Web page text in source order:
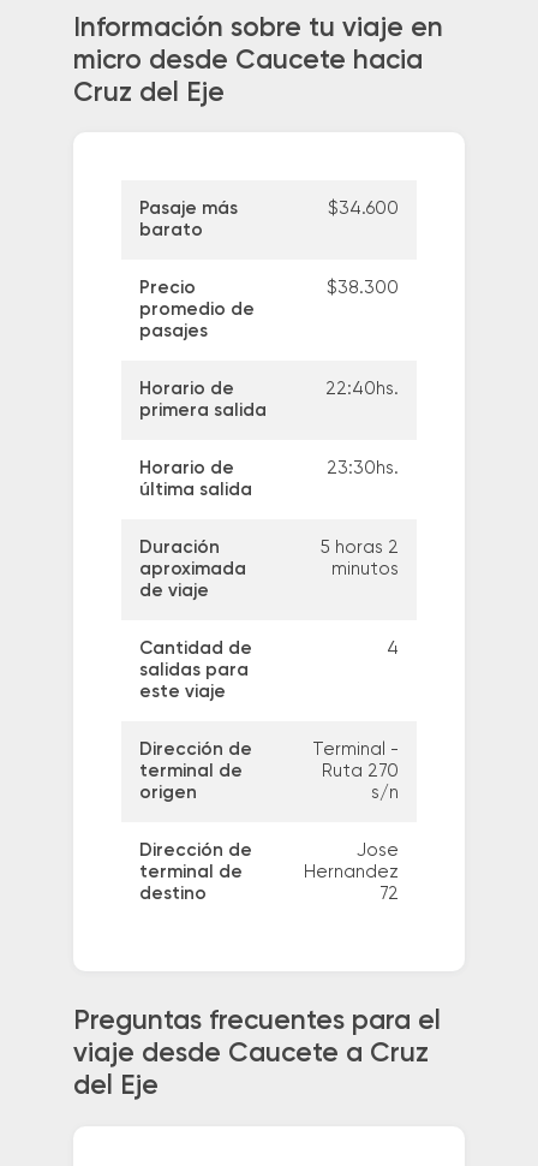
Información sobre tu viaje en
micro desde Caucete hacia
Cruz del Eje
Pasaje más
barato
$34.600
Precio
promedio de
pasajes
$38.300
Horario de
primera salida
22:40hs.
Horario de
última salida
23:30hs.
Duración
aproximada
de viaje
5 horas 2
minutos
Cantidad de
salidas para
este viaje
4
Dirección de
terminal de
origen
Terminal -
Ruta 270
s/n
Dirección de
terminal de
destino
Jose
Hernandez
72
Preguntas frecuentes para el
viaje desde Caucete a Cruz
del Eje